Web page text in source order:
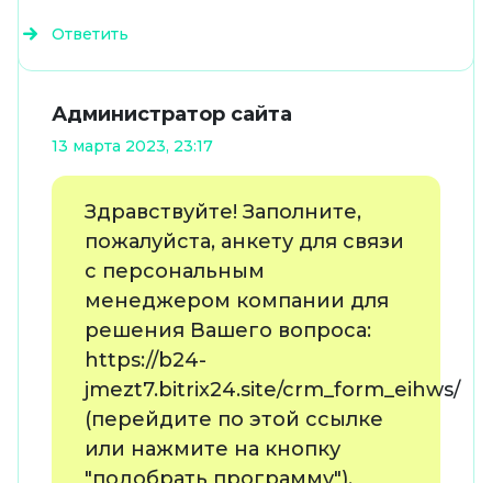
Ответить
Администратор сайта
13 марта 2023, 23:17
Здравствуйте! Заполните,
пожалуйста, анкету для связи
с персональным
менеджером компании для
решения Вашего вопроса:
https://b24-
jmezt7.bitrix24.site/crm_form_eihws/
(перейдите по этой ссылке
или нажмите на кнопку